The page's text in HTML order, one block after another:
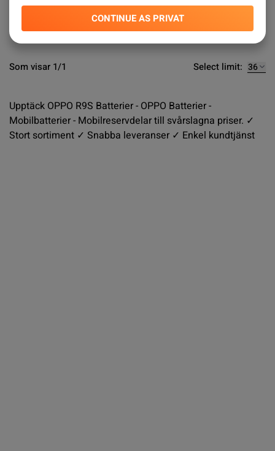
Som visar 1/1 Select limit:
Upptäck OPPO R9S Batterier - OPPO Batterier -
Mobilbatterier - Mobilreservdelar till svårslagna priser. ✓
Stort sortiment ✓ Snabba leveranser ✓ Enkel kundtjänst
CONTINUE AS PRIVAT